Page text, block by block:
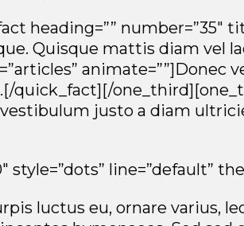
heading=”” number=”35″
Quisque mattis diam vel
quick_fact][/
justo a diam
style=”dots” line=”default”
luctus eu, ornare varius,